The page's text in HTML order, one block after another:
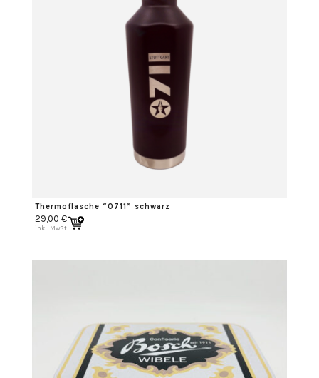
Thermoflasche “0711” schwarz
29,00 €
inkl. MwSt.